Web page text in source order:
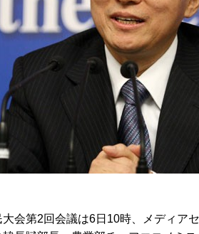
会第2回会議は6日10時、メディア